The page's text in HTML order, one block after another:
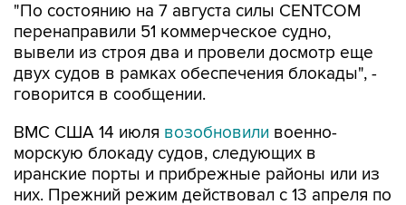
"По состоянию на 7 августа силы CENTCOM
перенаправили 51 коммерческое судно,
вывели из строя два и провели досмотр еще
двух судов в рамках обеспечения блокады", -
говорится в сообщении.
ВМС США 14 июля возобновили военно-
морскую блокаду судов, следующих в
иранские порты и прибрежные районы или из
них. Прежний режим действовал с 13 апреля по